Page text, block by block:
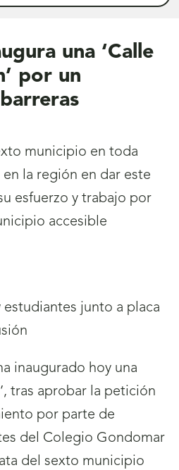
una ‘Calle
por un
municipio en toda
en la región en dar este
esfuerzo y trabajo por
accesible
inaugurado hoy una
tras aprobar la petición
por parte de
del Colegio Gondomar
del sexto municipio